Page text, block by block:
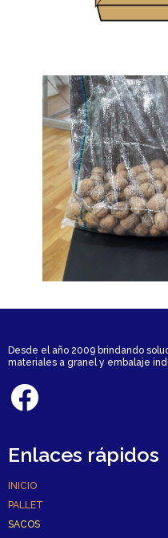
Desde el año 2009 brindando
materiales a granel y embalaje
Enlaces rápidos
INICIO
PALLET
SACOS